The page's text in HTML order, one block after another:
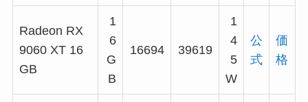
Radeon RX
9060 XT 16
GB
1
6
G
B
16694 39619
1
4
5
W
公
式
価
格